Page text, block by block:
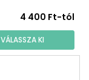
4 400 Ft-tól
VÁLASSZA KI